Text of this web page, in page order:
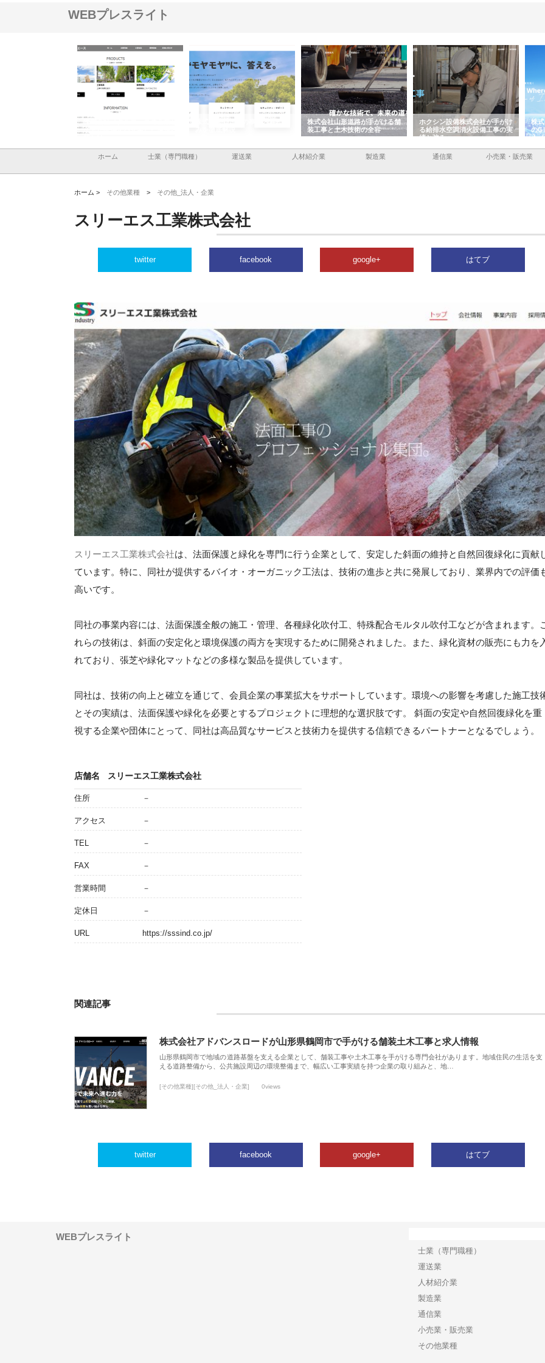
WEBプレスライト
イトが提供する充実した情報内
株式会社ＣＳＡの事業内容と強
株式会社山形道路が手がける舗
装工事と土木技術の全容
ホクシン設備株式会社が手がけ
る給排水空調消火設備工事の実
績と強み
株
の
入
ホーム 士業（専門職種） 運送業 人材紹介業 製造業 通信業 小売業・販売業
ホーム > その他業種 > その他_法人・企業
スリーエス工業株式会社
twitter facebook google+ はてブ
スリーエス工業株式会社は、法面保護と緑化を専門に行う企業として、安定した斜面の維持と自然回復緑化に貢献
ています。特に、同社が提供するバイオ・オーガニック工法は、技術の進歩と共に発展しており、業界内での評価
高いです。
同社の事業内容には、法面保護全般の施工・管理、各種緑化吹付工、特殊配合モルタル吹付工などが含まれます。
れらの技術は、斜面の安定化と環境保護の両方を実現するために開発されました。また、緑化資材の販売にも力を
れており、張芝や緑化マットなどの多様な製品を提供しています。
同社は、技術の向上と確立を通じて、会員企業の事業拡大をサポートしています。環境への影響を考慮した施工技
とその実績は、法面保護や緑化を必要とするプロジェクトに理想的な選択肢です。 斜面の安定や自然回復緑化を重
視する企業や団体にとって、同社は高品質なサービスと技術力を提供する信頼できるパートナーとなるでしょう。
店舗名 スリーエス工業株式会社
住所 －
アクセス －
TEL －
FAX －
営業時間 －
定休日 －
URL https://sssind.co.jp/
関連記事
株式会社アドバンスロードが山形県鶴岡市で手がける舗装土木工事と求人情報
山形県鶴岡市で地域の道路基盤を支える企業として、舗装工事や土木工事を手がける専門会社があります。地域住民の生活を支
える道路整備から、公共施設周辺の環境整備まで、幅広い工事実績を持つ企業の取り組みと、地…
[その他業種][その他_法人・企業] 0views
twitter facebook google+ はてブ
WEBプレスライト
士業（専門職種）
運送業
人材紹介業
製造業
通信業
小売業・販売業
その他業種